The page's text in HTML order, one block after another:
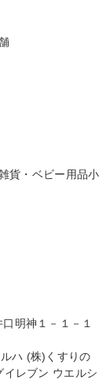
貨・ベビー用品小
明神１－１－１
ハ (株)くすりの
レブン ウエルシ